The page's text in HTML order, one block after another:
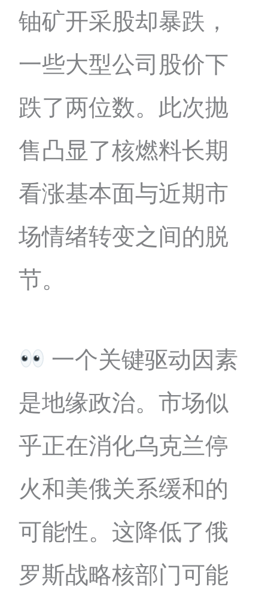
铀矿开采股却暴跌，
一些大型公司股价下
跌了两位数。此次抛
售凸显了核燃料长期
看涨基本面与近期市
场情绪转变之间的脱
节。
一个关键驱动因素
是地缘政治。市场似
乎正在消化乌克兰停
火和美俄关系缓和的
可能性。这降低了俄
罗斯战略核部门可能